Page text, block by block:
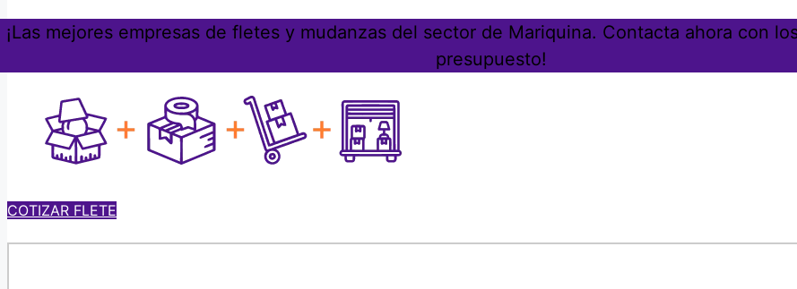
¡Las mejores empresas de fletes y mudanzas del sector de Mariquina. Contacta ahora con
presupuesto!
COTIZAR FLETE